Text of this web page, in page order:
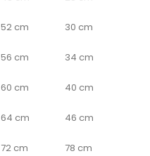
52 cm 30 cm
56 cm 34 cm
60 cm 40 cm
64 cm 46 cm
72 cm 78 cm